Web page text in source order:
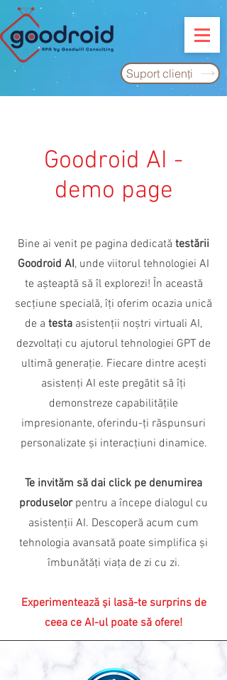
Suport clienţi
Goodroid AI -
demo page
Bine ai venit pe pagina dedicată testării
Goodroid AI, unde viitorul tehnologiei AI
te așteaptă să îl explorezi! În această
secțiune specială, îți oferim ocazia unică
de a testa asistenții noștri virtuali AI,
dezvoltați cu ajutorul tehnologiei GPT de
ultimă generație. Fiecare dintre acești
asistenți AI este pregătit să îți
demonstreze capabilitățile
impresionante, oferindu-ți răspunsuri
personalizate și interacțiuni dinamice.
Te invităm să dai click pe denumirea
produselorpentru a începe dialogul cu
asistenții AI. Descoperă acum cum
tehnologia avansată poate simplifica și
îmbunătăți viața de zi cu zi.
Experimentează și lasă-te surprins de
ceea ce AI-ul poate să ofere!